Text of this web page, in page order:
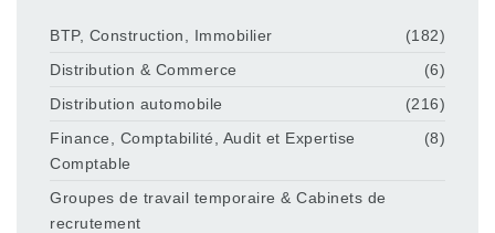
BTP, Construction, Immobilier
(182)
Distribution & Commerce
(6)
Distribution automobile
(216)
Finance, Comptabilité, Audit et Expertise
Comptable
(8)
Groupes de travail temporaire & Cabinets de
recrutement